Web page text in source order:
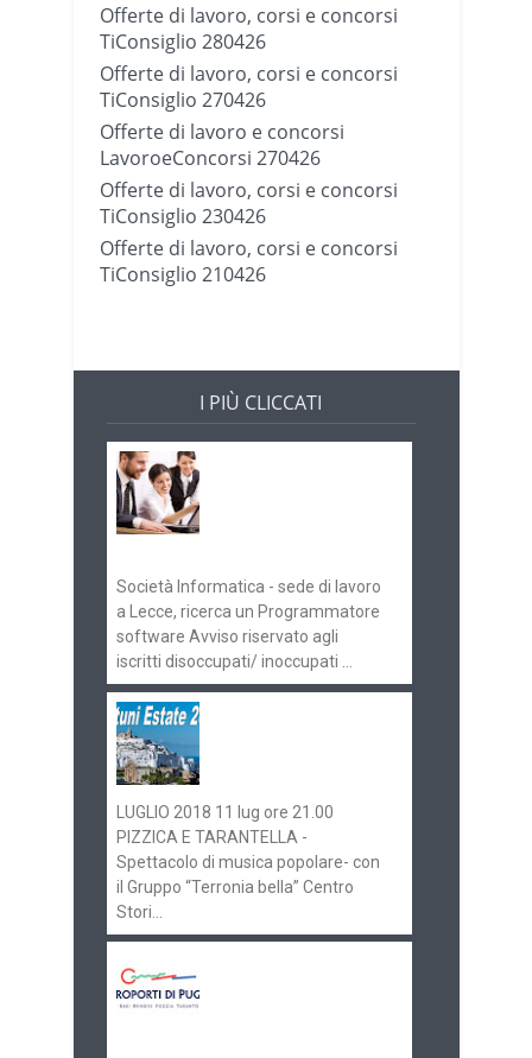
Offerte di lavoro, corsi e concorsi
TiConsiglio 280426
Offerte di lavoro, corsi e concorsi
TiConsiglio 270426
Offerte di lavoro e concorsi
LavoroeConcorsi 270426
Offerte di lavoro, corsi e concorsi
TiConsiglio 230426
Offerte di lavoro, corsi e concorsi
TiConsiglio 210426
I PIÙ CLICCATI
Società Informatica - sede di lavoro
a Lecce, ricerca un Programmatore
software Avviso riservato agli
iscritti disoccupati/ inoccupati ...
LUGLIO 2018 11 lug ore 21.00
PIZZICA E TARANTELLA -
Spettacolo di musica popolare- con
il Gruppo “Terronia bella” Centro
Stori...